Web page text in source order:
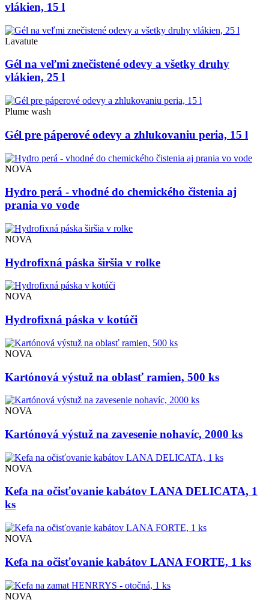
vlákien, 15 l
Lavatute
Gél na veľmi znečistené odevy a všetky druhy
vlákien, 25 l
Plume wash
Gél pre páperové odevy a zhlukovaniu peria, 15 l
NOVA
Hydro perá - vhodné do chemického čistenia aj
prania vo vode
NOVA
Hydrofixná páska širšia v rolke
NOVA
Hydrofixná páska v kotúči
NOVA
Kartónová výstuž na oblasť ramien, 500 ks
NOVA
Kartónová výstuž na zavesenie nohavíc, 2000 ks
NOVA
Kefa na očisťovanie kabátov LANA DELICATA, 1
ks
NOVA
Kefa na očisťovanie kabátov LANA FORTE, 1 ks
NOVA